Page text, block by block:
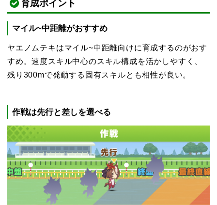
育成ポイント
マイル~中距離がおすすめ
ヤエノムテキはマイル~中距離向けに育成するのがおす
すめ。速度スキル中心のスキル構成を活かしやすく、
残り300mで発動する固有スキルとも相性が良い。
作戦は先行と差しを選べる